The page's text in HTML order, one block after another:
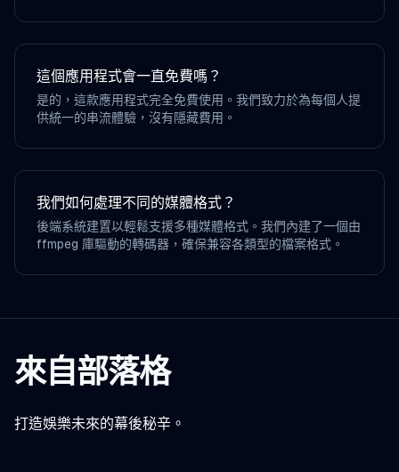
這個應用程式會一直免費嗎？
是的，這款應用程式完全免費使用。我們致力於為每個人提
供統一的串流體驗，沒有隱藏費用。
我們如何處理不同的媒體格式？
後端系統建置以輕鬆支援多種媒體格式。我們內建了一個由
ffmpeg 庫驅動的轉碼器，確保兼容各類型的檔案格式。
來自部落格
打造娛樂未來的幕後秘辛。